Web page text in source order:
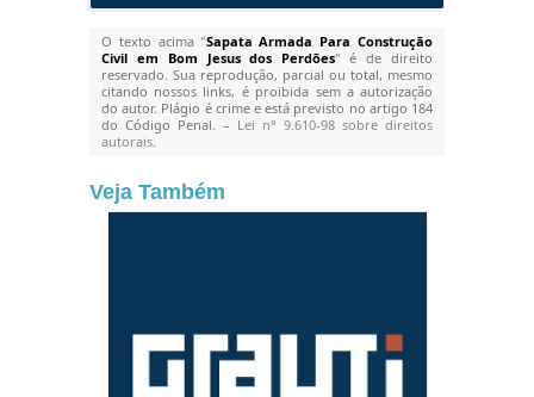
O texto acima "Sapata Armada Para Construção
Civil em Bom Jesus dos Perdões" é de direito
reservado. Sua reprodução, parcial ou total, mesmo
citando nossos links, é proibida sem a autorização
do autor. Plágio é crime e está previsto no artigo 184
do Código Penal. – Lei n° 9.610-98 sobre direitos
autorais.
Veja Também